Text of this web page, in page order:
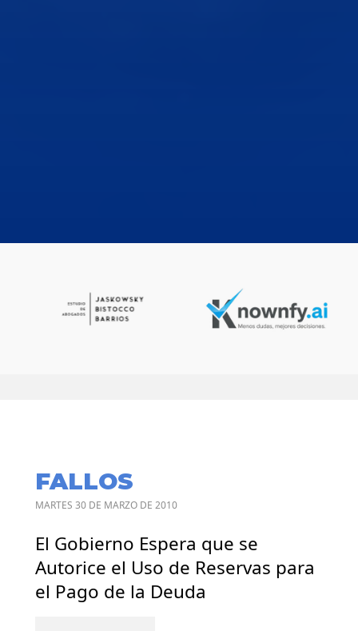
FALLOS
MARTES 30 DE MARZO DE 2010
El Gobierno Espera que se
Autorice el Uso de Reservas para
el Pago de la Deuda